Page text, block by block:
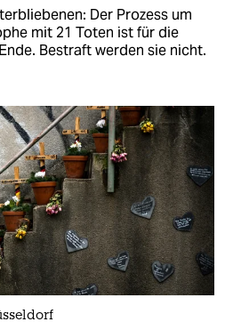
Der Prozess um
mit 21 Toten ist für die
Bestraft werden sie nicht.